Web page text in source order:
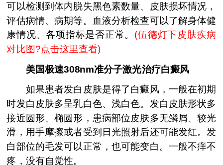
可以检测到体内脱失黑色素数量、皮肤损坏情况，
评估病情、病期等。血液分析检查可以了解身体健
康情况、各项指标是否正常。 (伍德灯下皮肤疾病
对比图?点击这里查看)
美国极速308nm准分子激光治疗白癜风
如果患者发白皮肤是得了白癜风，一般在初期
时发白皮肤多呈乳白色、浅白色。发白皮肤形状多
接近圆形、椭圆形，患病部位皮肤多无鳞屑、较光
滑，用手摩擦或者受到日光照射后还可能发红。发
白部位的毛发可以正常，也可能变白。一般不痒不
疼，没有自觉性。